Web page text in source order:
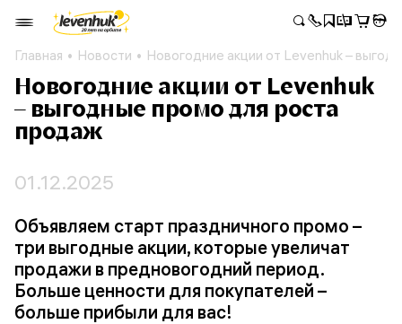
Главная Новости Новогодние акции от Levenhuk –
Новогодние акции от Levenhuk
– выгодные промо для роста
продаж
01.12.2025
Объявляем старт праздничного промо –
три выгодные акции, которые увеличат
продажи в предновогодний период.
Больше ценности для покупателей –
больше прибыли для вас!